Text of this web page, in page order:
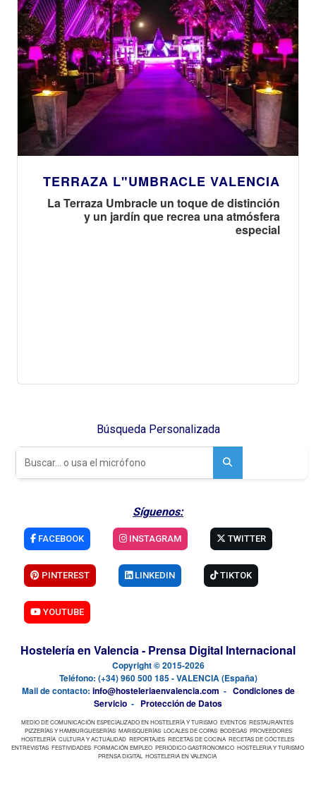
TERRAZA L"UMBRACLE VALENCIA
La Terraza Umbracle un toque de distinción
y un jardín que recrea una atmósfera
especial
Búsqueda Personalizada
Síguenos:
FACEBOOK INSTAGRAM TWITTER
PINTEREST LINKEDIN TIKTOK
YOUTUBE
Hostelería en Valencia - Prensa Digital Internacional
Copyright © 2015-2026
Teléfono: (+34) 960 500 185 - VALENCIA (España)
Mail de contacto: info@hosteleriaenvalencia.com - Condiciones de
Servicio - Protección de Datos
MEDIO DE COMUNICACIÓN ESPECIALIZADO EN HOSTELERÍA Y TURISMO EVENTOS RESTAURANTES
PIZZERÍAS Y HAMBURGUESERÍAS MARISQUERÍAS LOCALES DE COPAS BODEGAS PROVEEDORES
HOSTELERÍA CULTURA Y ACTUALIDAD REPORTAJES RECETAS DE COCINA RECETAS DE CÓCTELES
ENTREVISTAS FESTIVIDADES FORMACIÓN EMPLEO PERIODICO GASTRONOMICO HOSTELERIA Y TURISMO
PRENSA DIGITAL HOSTELERIA EN VALENCIA